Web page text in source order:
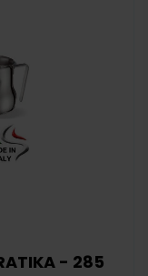
- 285